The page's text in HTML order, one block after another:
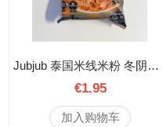
Jubjub 泰国米线米粉 冬阴功味 70克
€1.95
加入购物车